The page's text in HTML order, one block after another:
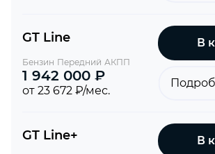
GT Line
Бензин Передний АКПП
1 942 000 ₽
от 23 672 ₽/мес.
В
GT Line+ В